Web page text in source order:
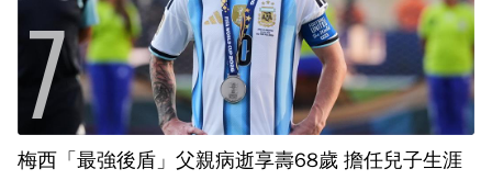
梅西「最強後盾」父親病逝享壽68歲 擔任兒子生涯